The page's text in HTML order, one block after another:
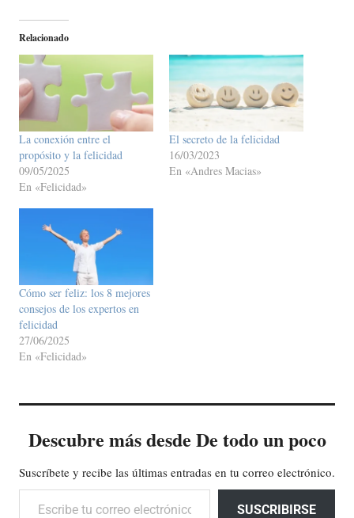
Relacionado
La conexión entre el
propósito y la felicidad
09/05/2025
En «Felicidad»
El secreto de la felicidad
16/03/2023
En «Andres Macias»
Cómo ser feliz: los 8 mejores
consejos de los expertos en
felicidad
27/06/2025
En «Felicidad»
Descubre más desde De todo un poco
Suscríbete y recibe las últimas entradas en tu correo electrónico.
Escribe tu correo electrónico…
SUSCRIBIRSE